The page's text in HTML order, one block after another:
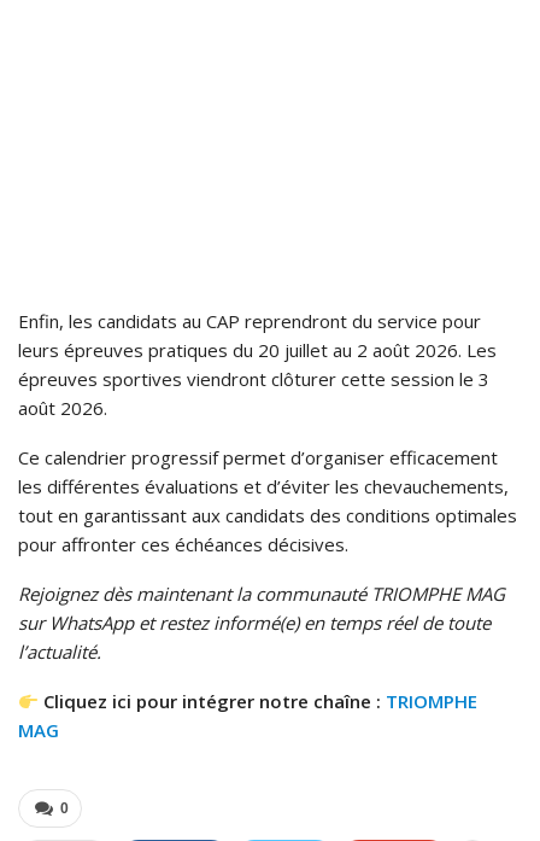
Enfin, les candidats au CAP reprendront du service pour
leurs épreuves pratiques du 20 juillet au 2 août 2026. Les
épreuves sportives viendront clôturer cette session le 3
août 2026.
Ce calendrier progressif permet d’organiser efficacement
les différentes évaluations et d’éviter les chevauchements,
tout en garantissant aux candidats des conditions optimales
pour affronter ces échéances décisives.
Rejoignez dès maintenant la communauté TRIOMPHE MAG
sur WhatsApp et restez informé(e) en temps réel de toute
l’actualité.
Cliquez ici pour intégrer notre chaîne : TRIOMPHE
MAG
0